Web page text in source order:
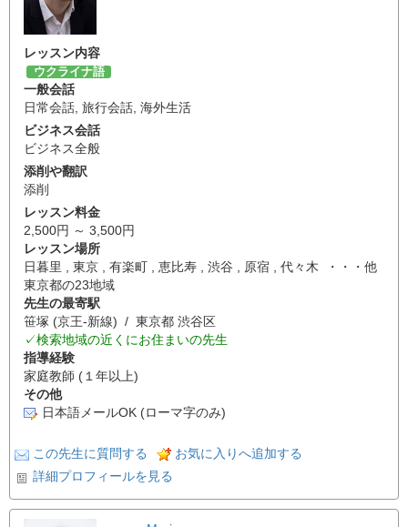
レッスン内容
ウクライナ語
一般会話
日常会話, 旅行会話, 海外生活
ビジネス会話
ビジネス全般
添削や翻訳
添削
レッスン料金
2,500円 ～ 3,500円
レッスン場所
日暮里 , 東京 , 有楽町 , 恵比寿 , 渋谷 , 原宿 , 代々木 ・・・他
東京都の23地域
先生の最寄駅
笹塚 (京王-新線) / 東京都 渋谷区
✓検索地域の近くにお住まいの先生
指導経験
家庭教師 (１年以上)
その他
日本語メールOK (ローマ字のみ)
この先生に質問する
お気に入りへ追加する
詳細プロフィールを見る